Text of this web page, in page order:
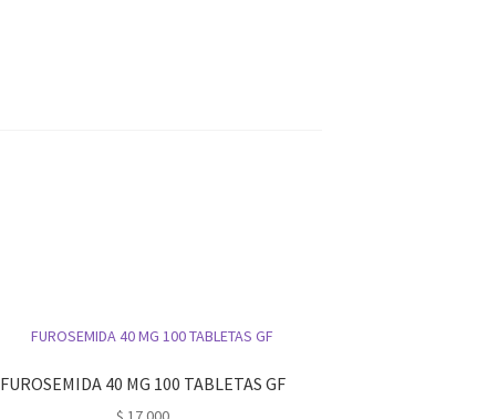
FUROSEMIDA 40 MG 100 TABLETAS GF